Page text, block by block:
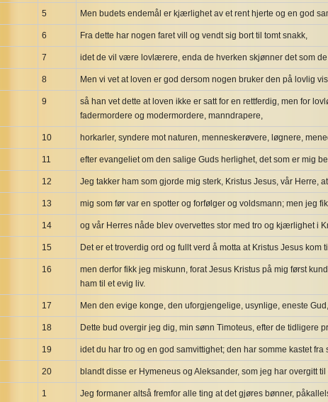
French Louis Segond Bible
Gaelic (Manx) Selections
Georgian Gospels Acts James
German Luther 1912 Bible
Gothic NT AmbrosianusA Partial
Greek NT Byzantine Majority
Greek NT Textus Receptus
Greek NT Wescott-Hort
Hebrew Modern Bible
Hebrew OT WM Leningrad Codex
Icelandic Bible
Indonesian Baru Bible
Indonesian Lama Bible
Italian Riveduta 1927 Bible
5 Men budets endemål er kjærlighet av et rent hjerte og en god
6 Fra dette har nogen faret vill og vendt sig bort til tomt snakk,
7 idet de vil være lovlærere, enda de hverken skjønner det som
8 Men vi vet at loven er god dersom nogen bruker den på lovlig
9
så han vet dette at loven ikke er satt for en rettferdig, men for
fadermordere og modermordere, manndrapere,
10 horkarler, syndere mot naturen, menneskerøvere, løgnere,
11 efter evangeliet om den salige Guds herlighet, det som er mig
12 Jeg takker ham som gjorde mig sterk, Kristus Jesus, vår Herre,
13 mig som før var en spotter og forfølger og voldsmann; men jeg
14 og vår Herres nåde blev overvettes stor med tro og kjærlighet i
15 Det er et troverdig ord og fullt verd å motta at Kristus Jesus
16
men derfor fikk jeg miskunn, forat Jesus Kristus på mig først
ham til et evig liv.
17 Men den evige konge, den uforgjengelige, usynlige, eneste
18 Dette bud overgir jeg dig, min sønn Timoteus, efter de tidligere
19 idet du har tro og en god samvittighet; den har somme kastet
20 blandt disse er Hymeneus og Aleksander, som jeg har overgitt
1 Jeg formaner altså fremfor alle ting at det gjøres bønner,